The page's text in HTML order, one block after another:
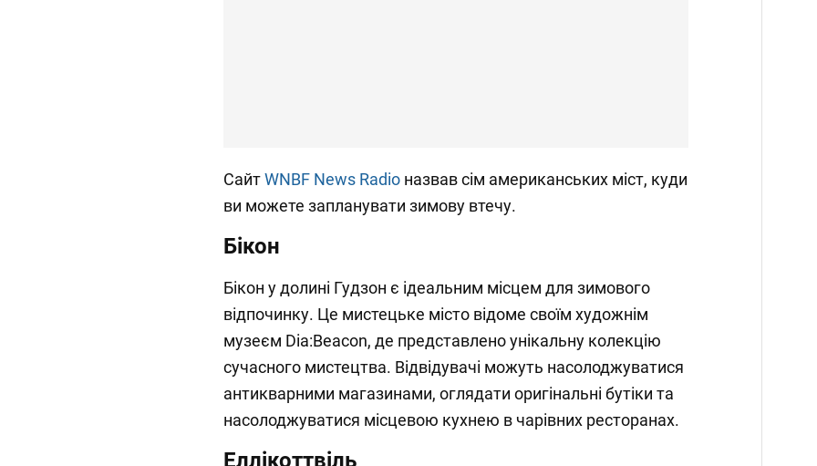
СайтWNBF News Radio назвав сім американських міст, куди
ви можете запланувати зимову втечу.
Бікон
Бікон у долині Гудзон є ідеальним місцем для зимового
відпочинку. Це мистецьке місто відоме своїм художнім
музеєм Dia:Beacon, де представлено унікальну колекцію
сучасного мистецтва. Відвідувачі можуть насолоджуватися
антикварними магазинами, оглядати оригінальні бутіки та
насолоджуватися місцевою кухнею в чарівних ресторанах.
Еллікоттвіль